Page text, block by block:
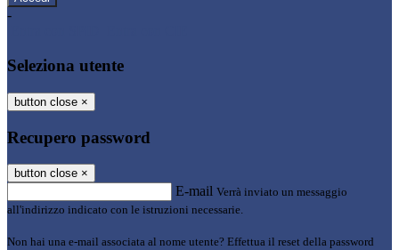
-
Seleziona utente
button close ×
Recupero password
button close ×
E-mail Verrà inviato un messaggio
all'indirizzo indicato con le istruzioni necessarie.
Non hai una e-mail associata al nome utente? Effettua il reset della password